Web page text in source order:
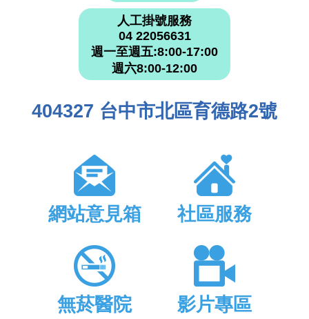
人工掛號服務
04 22056631
週一至週五:8:00-17:00
週六8:00-12:00
404327 台中市北區育德路2號
網站意見箱 社區服務
無菸醫院 影片專區